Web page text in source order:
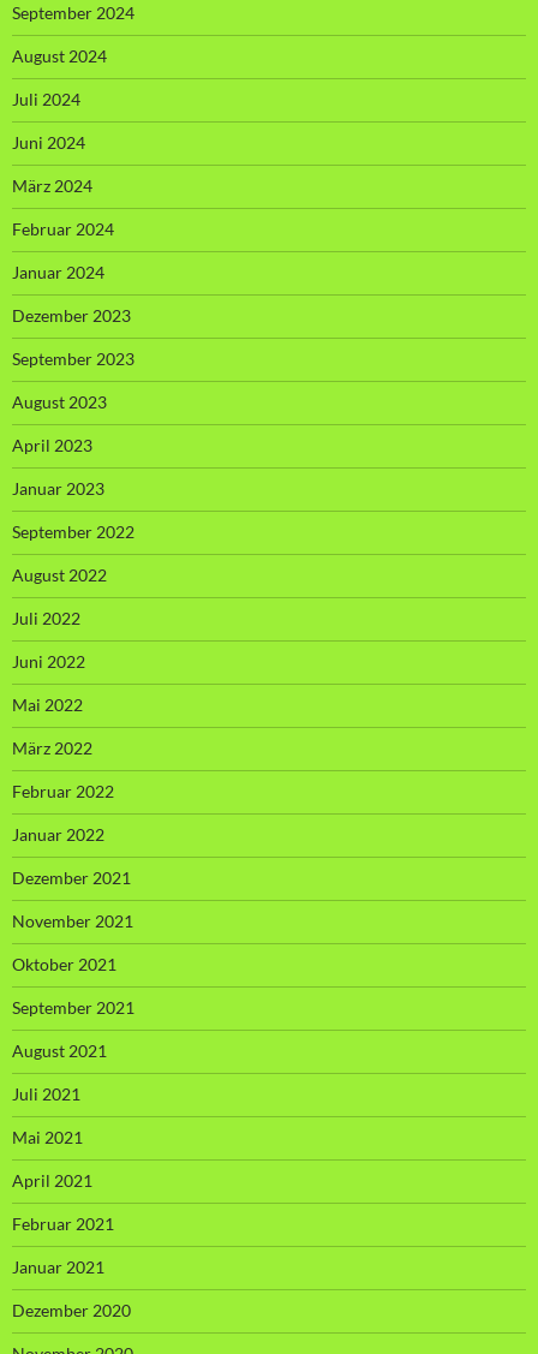
September 2024
August 2024
Juli 2024
Juni 2024
März 2024
Februar 2024
Januar 2024
Dezember 2023
September 2023
August 2023
April 2023
Januar 2023
September 2022
August 2022
Juli 2022
Juni 2022
Mai 2022
März 2022
Februar 2022
Januar 2022
Dezember 2021
November 2021
Oktober 2021
September 2021
August 2021
Juli 2021
Mai 2021
April 2021
Februar 2021
Januar 2021
Dezember 2020